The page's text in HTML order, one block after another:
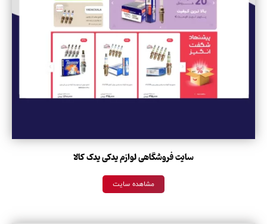
سایت فروشگاهی لوازم یدکی یدک کالا
مشاهده سایت